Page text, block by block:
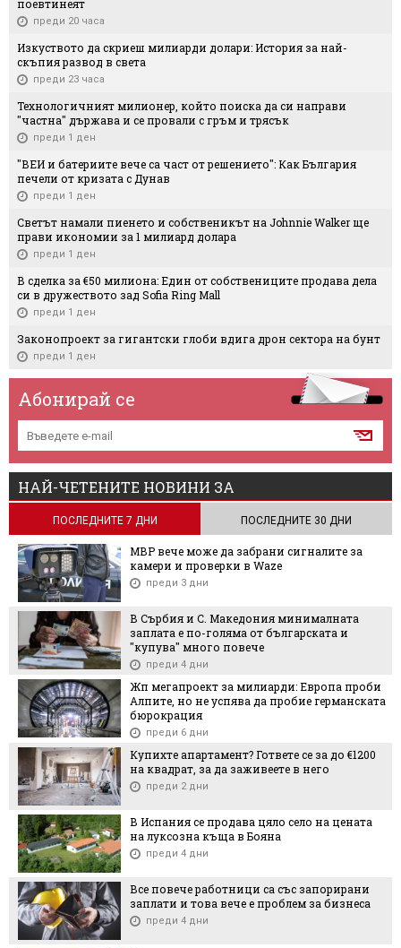
поевтинеят
преди 20 часа
Изкуството да скриеш милиарди долари: История за най-
скъпия развод в света
преди 23 часа
Технологичният милионер, който поиска да си направи
"частна" държава и се провали с гръм и трясък
преди 1 ден
"ВЕИ и батериите вече са част от решението": Как България
печели от кризата с Дунав
преди 1 ден
Светът намали пиенето и собственикът на Johnnie Walker ще
прави икономии за 1 милиард долара
преди 1 ден
В сделка за €50 милиона: Един от собствениците продава дела
си в дружеството зад Sofia Ring Mall
преди 1 ден
Законопроект за гигантски глоби вдига дрон сектора на бунт
преди 1 ден
Абонирай се
НАЙ-ЧЕТЕНИТЕ НОВИНИ ЗА
ПОСЛЕДНИТЕ 7 ДНИ ПОСЛЕДНИТЕ 30 ДНИ
МВР вече може да забрани сигналите за
камери и проверки в Waze
преди 3 дни
В Сърбия и С. Македония минималната
заплата е по-голяма от българската и
"купува" много повече
преди 4 дни
Жп мегапроект за милиарди: Европа проби
Алпите, но не успява да пробие германската
бюрокрация
преди 6 дни
Купихте апартамент? Гответе се за до €1200
на квадрат, за да заживеете в него
преди 2 дни
В Испания се продава цяло село на цената
на луксозна къща в Бояна
преди 4 дни
Все повече работници са със запорирани
заплати и това вече е проблем за бизнеса
преди 4 дни